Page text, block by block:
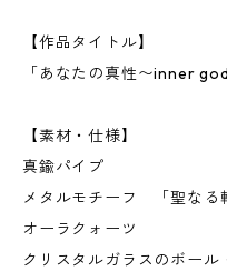
【作品タイトル】
「あなたの真性〜inner
【素材・仕様】
真鍮パイプ
メタルモチーフ 「聖なる
オーラクォーツ
クリスタルガラスのボール